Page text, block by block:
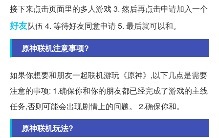
接下来点击页面里的多人游戏 3. 然后再点击申请加入一个
好友队伍 4. 等待好友同意申请 5. 最后就可以和。
原神联机注意事项?
如果你想要和朋友一起联机游玩《原神》,以下几点是需要
注意的事项: 1.确保你和你的朋友都已经完成了游戏的主线
任务,否则可能会出现剧情上的问题。 2.确保你和。
原神联机玩法?